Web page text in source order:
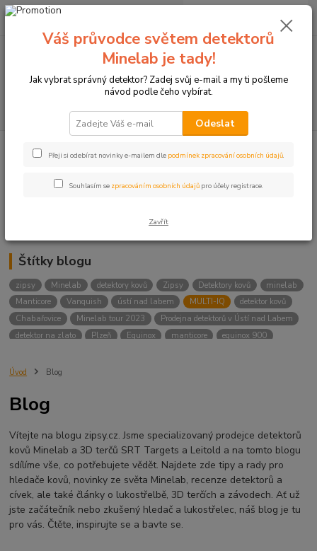
+420774877333
0 Kč
Kategorie blogu
Detektory
Štítky blogu
zipsy Minelab detektory kovů Zipsy Detektory kovů
minelab
Manticore
Vanquish ústí nad labem MULTI-IQ
detektor kovů
Chabařovice
Minelab tour 2023
Prodejna detektorů v Ústí nad Labem
detektor na zlato
Plzeň Equinox manticore
equinox 900
Sraz detektorářů
ÚSTÍ NAD LABEM
Jídlo na cesty
Mníšek u Liberece Karlovy Vary
Equinox 900
Soutěž o detektor
Severní Čechy
hledání pokladů
technologie Multi IQ
Úvod Blog
Blog
Vítejte na blogu zipsy.cz. Jsme specializovaný prodejce detektorů
kovů Minelab a 3D terčů SRT Targets a Leitold a na tomto blogu
sdílíme vše, co potřebujete vědět. Najdete zde tipy a rady pro
hledače kovů, novinky ze světa Minelab, recenze detektorů a
cívek, ale také články o lukostřelbě, 3D terčích a závodech. Ať už
jste začátečník nebo zkušený hledač a lukostřelec, náš blog je tu
pro vás. Čtěte, inspirujte se a bavte se.
Váš průvodce světem detektorů
Minelab je tady!
Jak vybrat správný detektor? Zadej svůj e-mail a my ti pošleme
návod podle čeho vybírat.
Odeslat
Přeji si odebírat novinky e-mailem dle podmínek zpracování osobních údajů.
Souhlasím se zpracováním osobních údajů pro účely registrace.
Zavřít